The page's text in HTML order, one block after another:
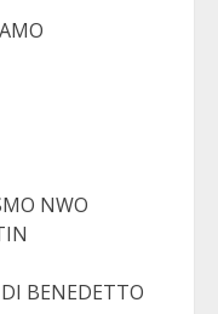
NWO
BENEDETTO